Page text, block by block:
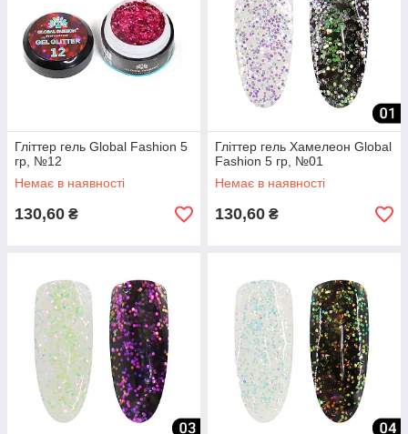
Гліттер гель Global Fashion 5
гр, №12
Немає в наявності
130,60 ₴
Гліттер гель Хамелеон Global
Fashion 5 гр, №01
Немає в наявності
130,60 ₴